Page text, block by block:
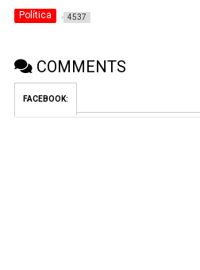
Política 4537
COMMENTS
FACEBOOK: